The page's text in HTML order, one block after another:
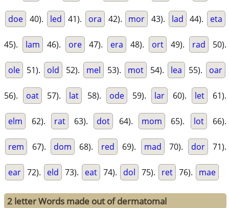
doe 40). led 41). ora 42). mor 43). lad 44). eta
45). lam 46). ore 47). era 48). ort 49). rad 50).
ole 51). old 52). mel 53). mot 54). lea 55). oar
56). oat 57). lat 58). ode 59). lar 60). let 61).
elm 62). rat 63). dot 64). mom 65). lot 66).
rem 67). dom 68). red 69). mad 70). dor 71).
ear 72). eld 73). eat 74). dol 75). ret 76). mae
2 letter Words made out of dermatomal